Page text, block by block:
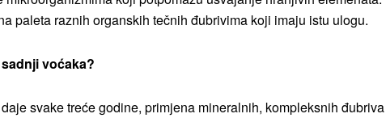
paleta raznih organskih tečnih đubrivima koji imaju istu ulogu.
voćaka?
svake treće godine, primjena mineralnih, kompleksnih